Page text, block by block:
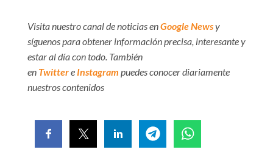
Visita nuestro canal de noticias enGoogle Newsy
síguenos para obtener información precisa, interesante y
estar al día con todo. También
en Twittere Instagram puedes conocer diariamente
nuestros contenidos